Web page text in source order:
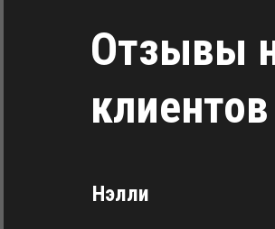
Отзывы
клиентов
Нэлли